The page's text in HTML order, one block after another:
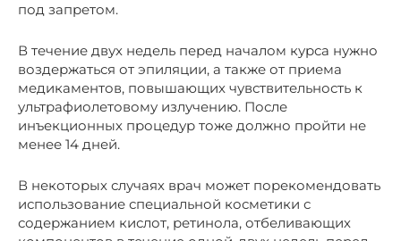
под запретом.
В течение двух недель перед началом курса нужно
воздержаться от эпиляции, а также от приема
медикаментов, повышающих чувствительность к
ультрафиолетовому излучению. После
инъекционных процедур тоже должно пройти не
менее 14 дней.
В некоторых случаях врач может порекомендовать
использование специальной косметики с
содержанием кислот, ретинола, отбеливающих